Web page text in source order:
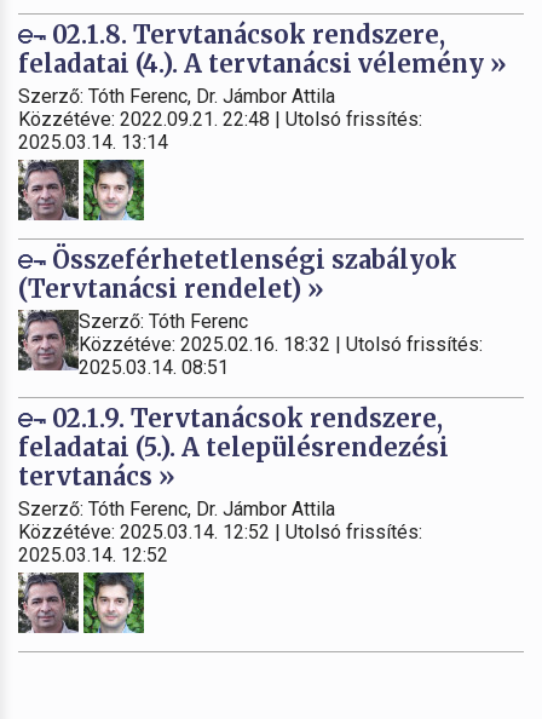
02.1.8. Tervtanácsok rendszere,
feladatai (4.). A tervtanácsi vélemény »
Szerző: Tóth Ferenc, Dr. Jámbor Attila
Közzétéve: 2022.09.21. 22:48 | Utolsó frissítés:
2025.03.14. 13:14
Összeférhetetlenségi szabályok
(Tervtanácsi rendelet) »
Szerző: Tóth Ferenc
Közzétéve: 2025.02.16. 18:32 | Utolsó frissítés:
2025.03.14. 08:51
02.1.9. Tervtanácsok rendszere,
feladatai (5.). A településrendezési
tervtanács »
Szerző: Tóth Ferenc, Dr. Jámbor Attila
Közzétéve: 2025.03.14. 12:52 | Utolsó frissítés:
2025.03.14. 12:52